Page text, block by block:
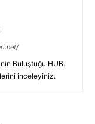
Buluştuğu HUB.
inceleyiniz.